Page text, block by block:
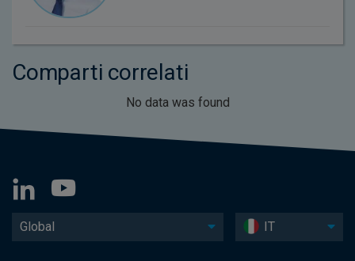
Comparti correlati
No data was found
Global IT